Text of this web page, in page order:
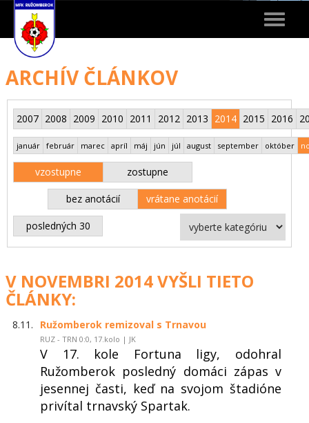
Toggle
ARCHÍV ČLÁNKOV
2007 2008 2009 2010 2011 2012 2013 2014 2015 2016
január február marec apríl máj jún júl august september október
vzostupne zostupne
bez anotácií vrátane anotácií
posledných 30
V NOVEMBRI 2014 VYŠLI TIETO
ČLÁNKY:
8.11. Ružomberok remizoval s Trnavou
RUZ - TRN 0:0, 17.kolo | JK
V 17. kole Fortuna ligy, odohral
Ružomberok posledný domáci zápas v
jesennej časti, keď na svojom štadióne
privítal trnavský Spartak.